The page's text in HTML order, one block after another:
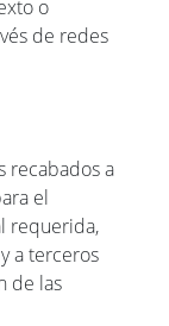
o
de redes
recabados a
el
requerida,
a terceros
de las